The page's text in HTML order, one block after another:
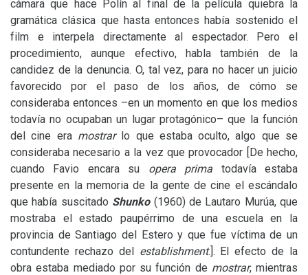
cámara que hace Polín al final de la película quiebra la
gramática clásica que hasta entonces había sostenido el
film e interpela directamente al espectador. Pero el
procedimiento, aunque efectivo, habla también de la
candidez de la denuncia. O, tal vez, para no hacer un juicio
favorecido por el paso de los años, de cómo se
consideraba entonces –en un momento en que los medios
todavía no ocupaban un lugar protagónico– que la función
del cine era mostrar lo que estaba oculto, algo que se
consideraba necesario a la vez que provocador [De hecho,
cuando Favio encara su opera prima todavía estaba
presente en la memoria de la gente de cine el escándalo
que había suscitado Shunko (1960) de Lautaro Murúa, que
mostraba el estado paupérrimo de una escuela en la
provincia de Santiago del Estero y que fue víctima de un
contundente rechazo del establishment.]. El efecto de la
obra estaba mediado por su función de mostrar, mientras